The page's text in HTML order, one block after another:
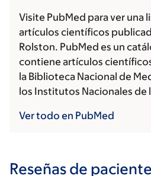
Visite PubMed para ver una
artículos científicos
Rolston. PubMed es un
contiene artículos
la Biblioteca Nacional de
los Institutos Nacionales de
Ver todo en PubMed
Reseñas de